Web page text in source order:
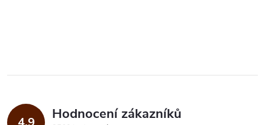
l
d
Hodnocení zákazníků